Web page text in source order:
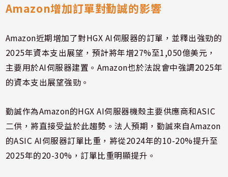
Amazon增加訂單對勤誠的影響
Amazon近期增加了對HGX AI伺服器的訂單，並釋出強勁的
2025年資本支出展望，預計將年增27%至1,050億美元，
主要用於AI伺服器建置。Amazon也於法說會中強調2025年
的資本支出展望強勁。
勤誠作為Amazon的HGX AI伺服器機殼主要供應商和ASIC
二供，將直接受益於此趨勢。法人預期，勤誠來自Amazon
的ASIC AI伺服器訂單比重，將從2024年的10-20%提升至
2025年的20-30%，訂單比重明顯提升。